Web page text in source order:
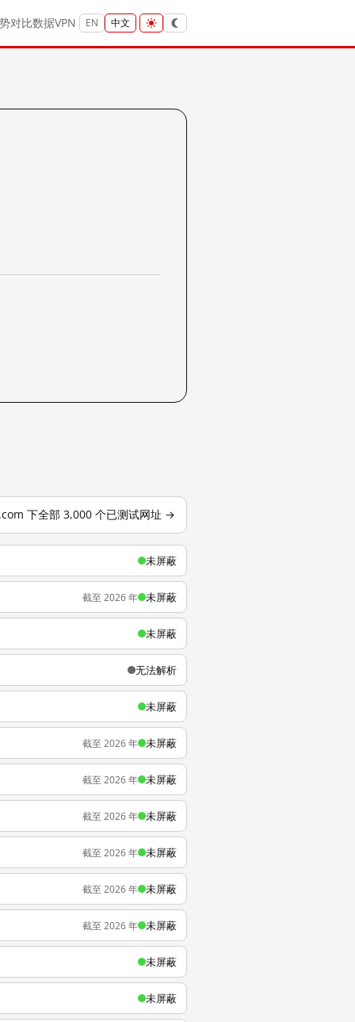
对比数据VPN EN 中文
下全部 3,000 个已测试网址 →
未屏蔽
截至 2026 年 未屏蔽
未屏蔽
无法解析
未屏蔽
截至 2026 年 未屏蔽
截至 2026 年 未屏蔽
截至 2026 年 未屏蔽
截至 2026 年 未屏蔽
截至 2026 年 未屏蔽
截至 2026 年 未屏蔽
未屏蔽
未屏蔽